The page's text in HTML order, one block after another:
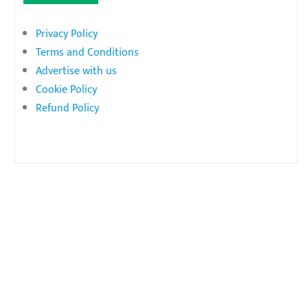
Privacy Policy
Terms and Conditions
Advertise with us
Cookie Policy
Refund Policy